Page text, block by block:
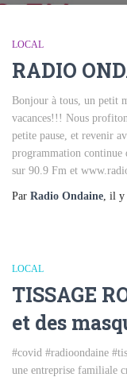
LOCAL
RADIO
Bonjour à tous, un petit
vacances!!! Nous
petite pause, et revenir
programmation continue
sur 90.9 Fm et
Par Radio Ondaine, il y
LOCAL
TISSAGE
et des
#covid #radioondaine
une entreprise familiale